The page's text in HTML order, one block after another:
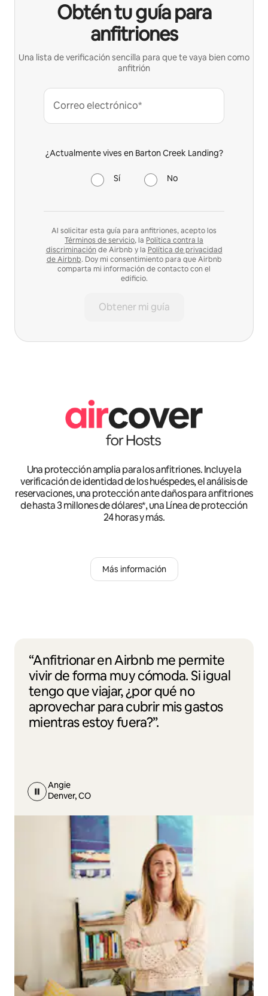
Obtén tu guía para
anfitriones
Una lista de verificación sencilla para que te vaya bien como
anfitrión
Correo electrónico*
¿Actualmente vives en Barton Creek Landing?
Sí No
Al solicitar esta guía para anfitriones, acepto los
Términos de servicio, la Política contra la
discriminación de Airbnb y la Política de privacidad
de Airbnb. Doy mi consentimiento para que Airbnb
comparta mi información de contacto con el
edificio.
Obtener mi guía
Una protección amplia para los anfitriones. Incluye la
verificación de identidad de los huéspedes, el análisis de
reservaciones, una protección ante daños para anfitriones
de hasta 3 millones de dólares*, una Línea de protección
24 horas y más.
Más información
“Anfitrionar en Airbnb me permite
vivir de forma muy cómoda. Si igual
tengo que viajar, ¿por qué no
aprovechar para cubrir mis gastos
mientras estoy fuera?”.
Angie
Denver, CO